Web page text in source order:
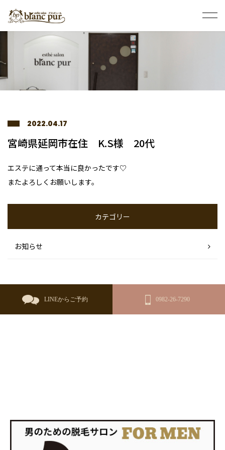
2022.04.17
宮崎県延岡市在住 K.S様 20代
エステに通って本当に良かったです♡
またよろしくお願いします。
カテゴリー
お知らせ
LINEからご予約 0982-26-7290